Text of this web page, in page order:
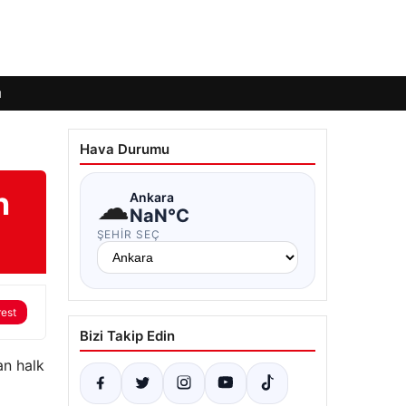
halk
Hava Durumu
☁Ankara
NaN°C
ŞEHIR SEÇ
Bizi Takip Edin